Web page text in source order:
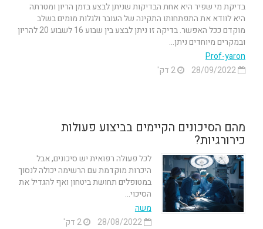
בדיקת מי שפיר היא אחת הבדיקות שניתן לבצע בזמן הריון ומטרתה
היא לוודא את התפתחותו התקינה של העובר ולגלות מומים בשלב
מוקדם ככל האפשר. בדיקה זו ניתן לבצע בין שבוע 16 לשבוע 20 להריון
ובמקרים מיוחדים ניתן...
Prof-yaron
מהם הסיכונים הקיימים בביצוע פעולות
כירורגיות?
לכל פעולה רפואית יש סיכונים, אבל
היכרות מוקדמת עם הרשימה יכולה לנסוך
במטופלים תחושת ביטחון ואף להגדיל את
הסיכוי...
משה
28/08/2022
2 דק'